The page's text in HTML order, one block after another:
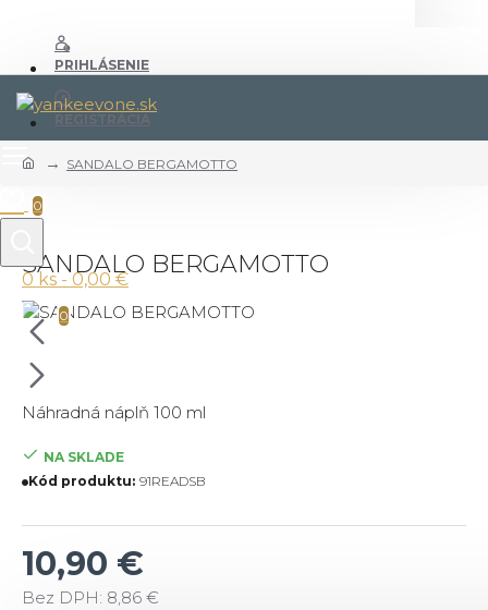
PRIHLÁSENIE
REGISTRÁCIA
0
0 ks - 0,00 €
0
SANDALO BERGAMOTTO
SANDALO BERGAMOTTO
Náhradná náplň 100 ml
10,90 €
Bez DPH: 8,86 €
NA SKLADE
Kód produktu: 91READSB